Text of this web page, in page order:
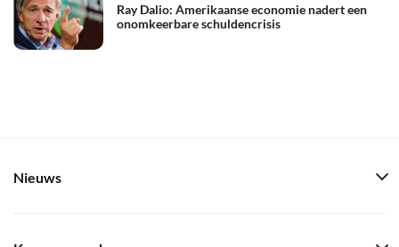
Ray Dalio: Amerikaanse economie nadert een
onomkeerbare schuldencrisis
Nieuws